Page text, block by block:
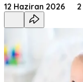
12 Haziran 2026 2